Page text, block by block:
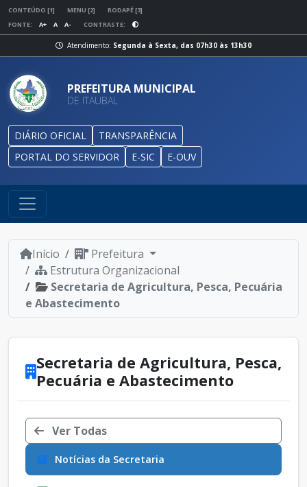
CONTEÚDO [1] MENU [2]
RODAPÉ [3]
FONTE:
A+ A A- CONTRASTE:
Atendimento: Segunda à Sexta, das 07h30 às 13h30
PREFEITURA MUNICIPAL
DE ITAUBAL
DIÁRIO OFICIAL
TRANSPARÊNCIA
PORTAL DO SERVIDOR
E-SIC E-OUV
Início
Prefeitura
Estrutura Organizacional
Secretaria de Agricultura, Pesca, Pecuária
e Abastecimento
Secretaria de Agricultura, Pesca,
Pecuária e Abastecimento
Ver Todas
Notícias da Secretaria